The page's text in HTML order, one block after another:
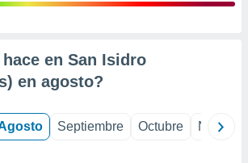
en San Isidro
en agosto?
Septiembre Octubre